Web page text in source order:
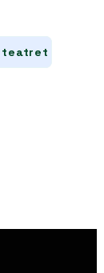
teatret